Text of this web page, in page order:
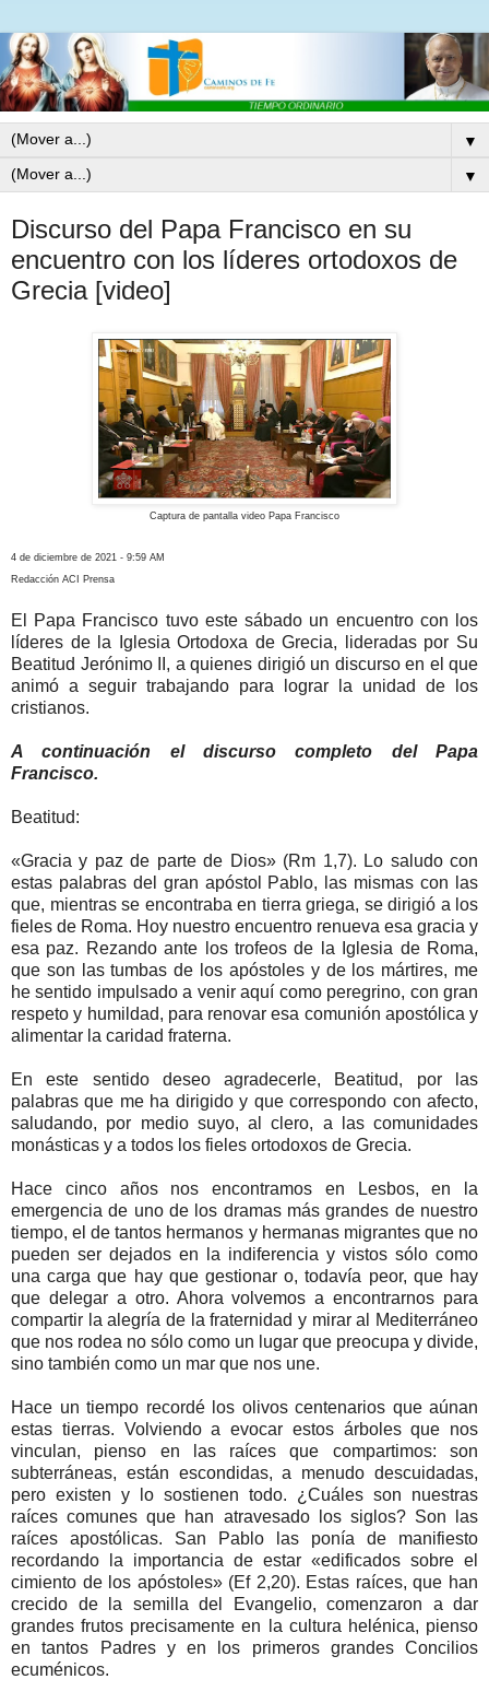
▼
▼
Discurso del Papa Francisco en su
encuentro con los líderes ortodoxos de
Grecia [video]
Captura de pantalla video Papa Francisco
4 de diciembre de 2021 - 9:59 AM
Redacción ACI Prensa
El Papa Francisco tuvo este sábado un encuentro con los
líderes de la Iglesia Ortodoxa de Grecia, lideradas por Su
Beatitud Jerónimo II, a quienes dirigió un discurso en el que
animó a seguir trabajando para lograr la unidad de los
cristianos.
A continuación el discurso completo del Papa
Francisco.
Beatitud:
«Gracia y paz de parte de Dios» (Rm 1,7). Lo saludo con
estas palabras del gran apóstol Pablo, las mismas con las
que, mientras se encontraba en tierra griega, se dirigió a los
fieles de Roma. Hoy nuestro encuentro renueva esa gracia y
esa paz. Rezando ante los trofeos de la Iglesia de Roma,
que son las tumbas de los apóstoles y de los mártires, me
he sentido impulsado a venir aquí como peregrino, con gran
respeto y humildad, para renovar esa comunión apostólica y
alimentar la caridad fraterna.
En este sentido deseo agradecerle, Beatitud, por las
palabras que me ha dirigido y que correspondo con afecto,
saludando, por medio suyo, al clero, a las comunidades
monásticas y a todos los fieles ortodoxos de Grecia.
Hace cinco años nos encontramos en Lesbos, en la
emergencia de uno de los dramas más grandes de nuestro
tiempo, el de tantos hermanos y hermanas migrantes que no
pueden ser dejados en la indiferencia y vistos sólo como
una carga que hay que gestionar o, todavía peor, que hay
que delegar a otro. Ahora volvemos a encontrarnos para
compartir la alegría de la fraternidad y mirar al Mediterráneo
que nos rodea no sólo como un lugar que preocupa y divide,
sino también como un mar que nos une.
Hace un tiempo recordé los olivos centenarios que aúnan
estas tierras. Volviendo a evocar estos árboles que nos
vinculan, pienso en las raíces que compartimos: son
subterráneas, están escondidas, a menudo descuidadas,
pero existen y lo sostienen todo. ¿Cuáles son nuestras
raíces comunes que han atravesado los siglos? Son las
raíces apostólicas. San Pablo las ponía de manifiesto
recordando la importancia de estar «edificados sobre el
cimiento de los apóstoles» (Ef 2,20). Estas raíces, que han
crecido de la semilla del Evangelio, comenzaron a dar
grandes frutos precisamente en la cultura helénica, pienso
en tantos Padres y en los primeros grandes Concilios
ecuménicos.